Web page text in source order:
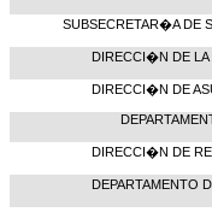
SUBSECRETAR�A DE
DIRECCI�N DE
DIRECCI�N DE
DIRECCI�N DE
DEPARTAMENTO